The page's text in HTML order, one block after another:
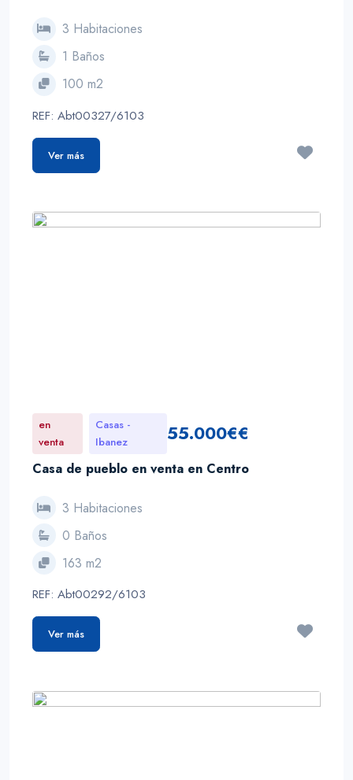
3 Habitaciones
1 Baños
100 m2
REF: Abt00327/6103
Ver más
en
venta
Casas -
Ibanez
55.000€€
Casa de pueblo en venta en Centro
3 Habitaciones
0 Baños
163 m2
REF: Abt00292/6103
Ver más